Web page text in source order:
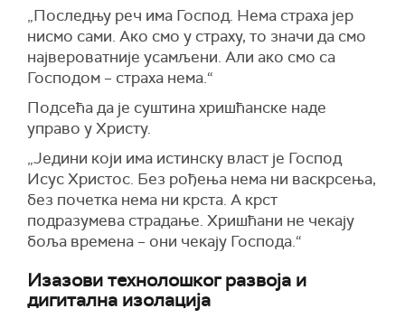
„Последњу реч има Господ. Нема страха јер
нисмо сами. Ако смо у страху, то значи да смо
највероватније усамљени. Али ако смо са
Господом – страха нема.“
Подсећа да је суштина хришћанске наде
управо у Христу.
„Једини који има истинску власт је Господ
Исус Христос. Без рођења нема ни васкрсења,
без почетка нема ни крста. А крст
подразумева страдање. Хришћани не чекају
боља времена – они чекају Господа.“
Изазови технолошког развоја и
дигитална изолација